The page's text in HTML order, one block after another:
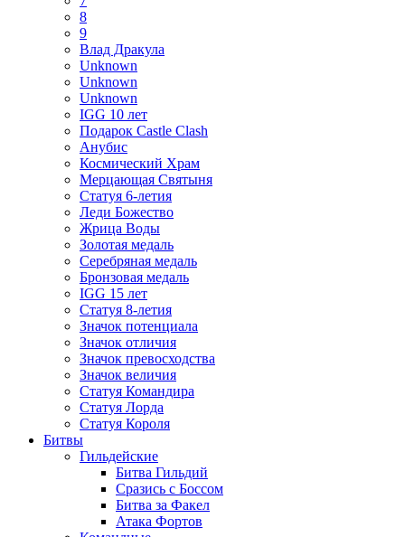
8
9
Влад Дракула
Unknown
Unknown
Unknown
IGG 10 лет
Подарок Castle Clash
Анубис
Космический Храм
Мерцающая Святыня
Статуя 6-летия
Леди Божество
Жрица Воды
Золотая медаль
Серебряная медаль
Бронзовая медаль
IGG 15 лет
Статуя 8-летия
Значок потенциала
Значок отличия
Значок превосходства
Значок величия
Статуя Командира
Статуя Лорда
Статуя Короля
Битвы
Гильдейские
Битва Гильдий
Сразись с Боссом
Битва за Факел
Атака Фортов